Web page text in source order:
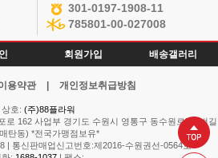
301-0197-1908-11
785801-00-027008
회원가입 배송갤러리
용약관 개인정보취급방침
상호: (주)88플라워
로 162 사업부 경기도 수원시 영통구 동수원로514번길
탄동) *전국가맹점보유*
| 통신판매업신고번호:제2016-수원권선-0564호